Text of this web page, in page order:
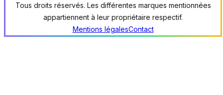
Tous droits réservés. Les différentes marques mentionnées
appartiennent à leur propriétaire respectif.
Mentions légalesContact